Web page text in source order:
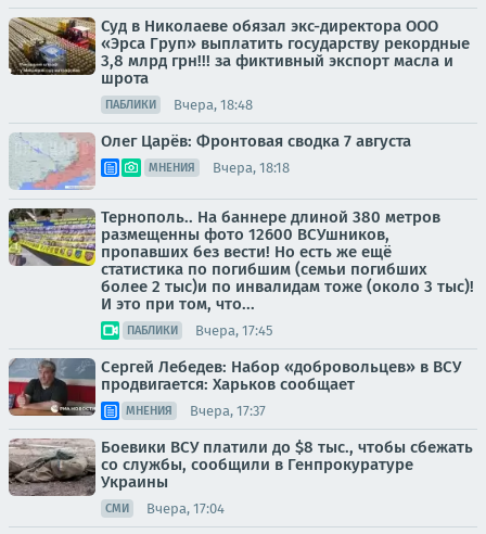
Суд в Николаеве обязал экс-директора ООО
«Эрса Груп» выплатить государству рекордные
3,8 млрд грн!!! за фиктивный экспорт масла и
шрота
ПАБЛИКИ Вчера, 18:48
Олег Царёв: Фронтовая сводка 7 августа
МНЕНИЯ Вчера, 18:18
Тернополь.. На баннере длиной 380 метров
размещенны фото 12600 ВСУшников,
пропавших без вести! Но есть же ещё
статистика по погибшим (семьи погибших
более 2 тыс)и по инвалидам тоже (около 3 тыс)!
И это при том, что...
ПАБЛИКИ Вчера, 17:45
Сергей Лебедев: Набор «добровольцев» в ВСУ
продвигается: Харьков сообщает
МНЕНИЯ Вчера, 17:37
Боевики ВСУ платили до $8 тыс., чтобы сбежать
со службы, сообщили в Генпрокуратуре
Украины
СМИ Вчера, 17:04